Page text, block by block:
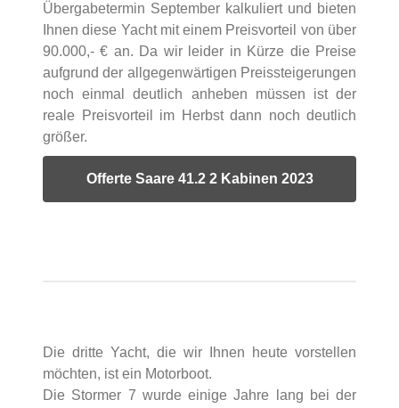
Übergabetermin September kalkuliert und bieten
Ihnen diese Yacht mit einem Preisvorteil von über
90.000,- € an. Da wir leider in Kürze die Preise
aufgrund der allgegenwärtigen Preissteigerungen
noch einmal deutlich anheben müssen ist der
reale Preisvorteil im Herbst dann noch deutlich
größer.
Offerte Saare 41.2 2 Kabinen 2023
Die dritte Yacht, die wir Ihnen heute vorstellen
möchten, ist ein Motorboot.
Die Stormer 7 wurde einige Jahre lang bei der